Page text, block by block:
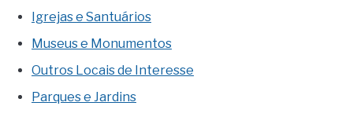
Igrejas e Santuários
Museus e Monumentos
Outros Locais de Interesse
Parques e Jardins